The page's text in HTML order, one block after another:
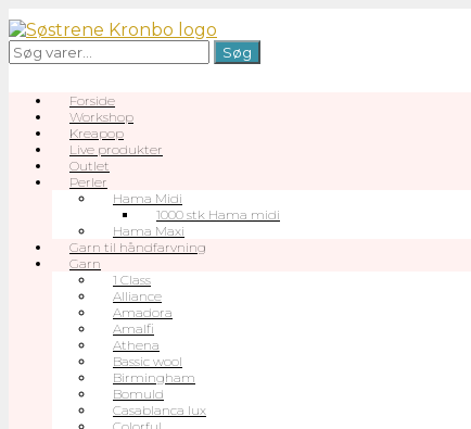
Gå
til
indhold
Søg
efter:
Søg
Forside
Workshop
Kreapop
Live produkter
Outlet
Perler
Hama Midi
1000 stk Hama midi
Hama Maxi
Garn til håndfarvning
Garn
1 Class
Alliance
Amadora
Amalfi
Athena
Bassic wool
Birmingham
Bomuld
Casablanca lux